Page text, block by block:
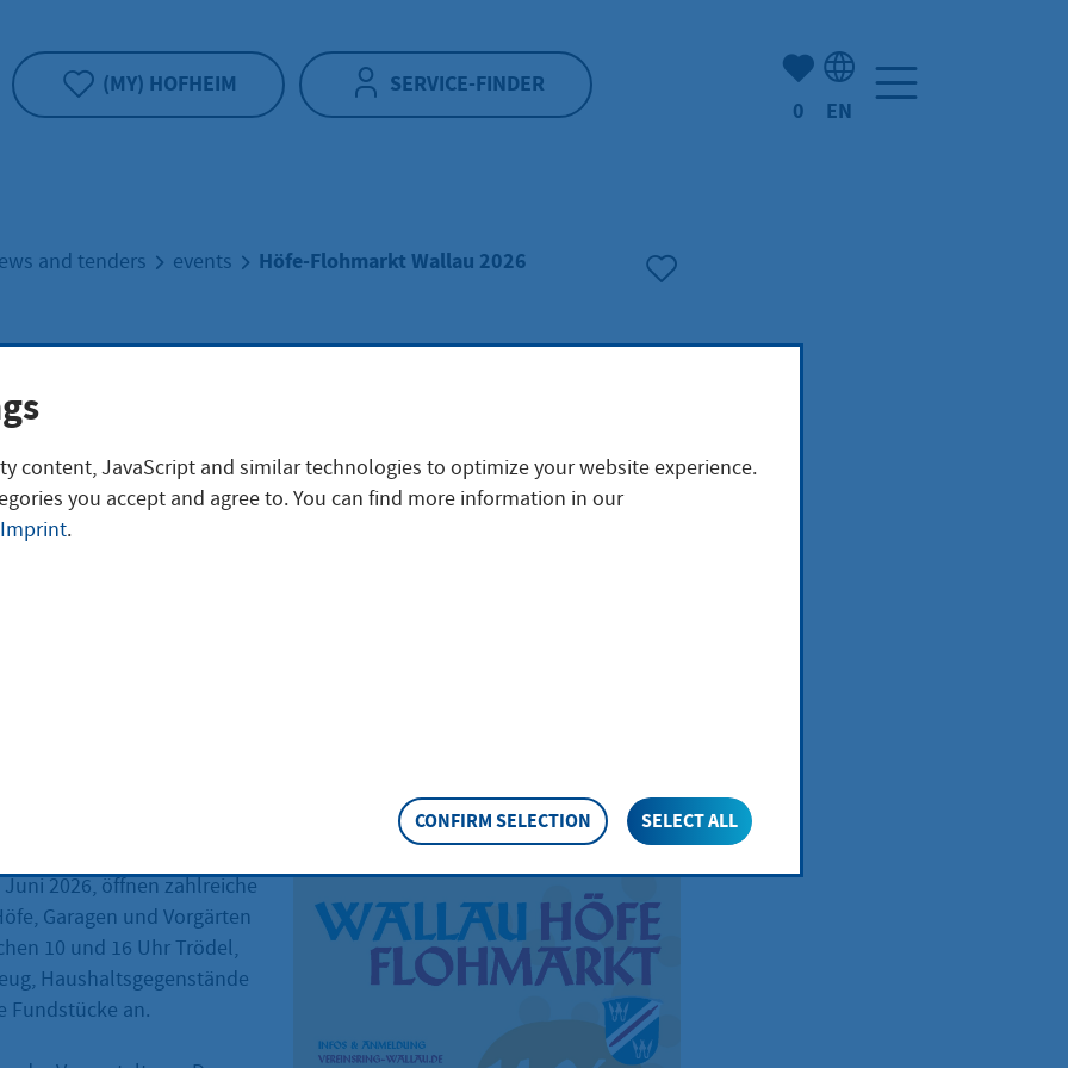
(MY) HOFHEIM SERVICE-FINDER
Number of bookmarked
0 EN
and tenders events Höfe-Flohmarkt Wallau 2026
Flohmarkt Wallau
Höfeflohmarkt lädt auch in diesem Jahr wieder zum
für Flohmarktfreunde.n
2026, öffnen zahlreiche
Garagen und Vorgärten
10 und 16 Uhr Trödel,
Haushaltsgegenstände
Fundstücke an.
content, JavaScript and similar technologies to optimize your website experience.
you accept and agree to. You can find more information in our
Imprint.
CONFIRM SELECTION SELECT ALL